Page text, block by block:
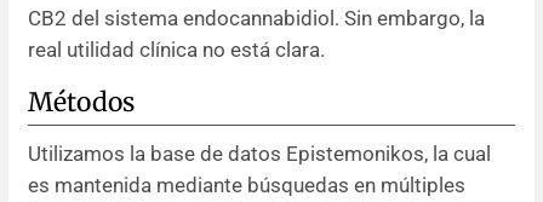
CB2 del sistema endocannabidiol. Sin embargo, la
real utilidad clínica no está clara.
Métodos
Utilizamos la base de datos Epistemonikos, la cual
es mantenida mediante búsquedas en múltiples